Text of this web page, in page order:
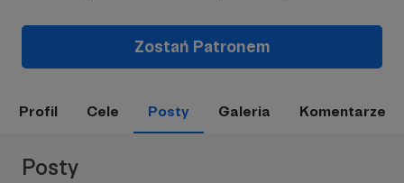
Zostań Patronem
Profil Cele Posty Galeria Komentarze
Posty